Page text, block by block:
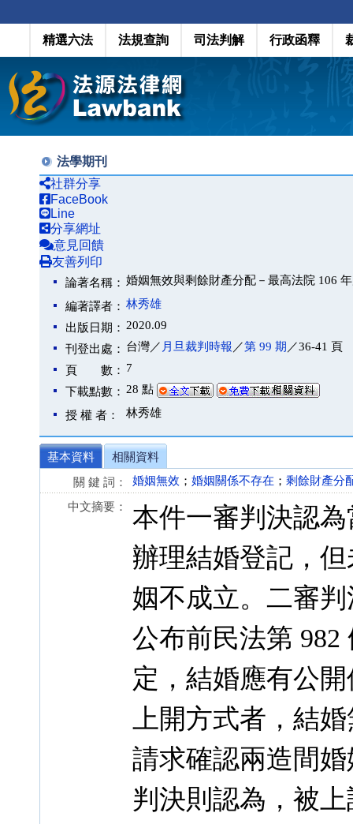
精選六法 法規查詢 司法判解 行政函釋
法學期刊
社群分享
FaceBook
Line
分享網址
意見回饋
友善列印
論著名稱： 婚姻無效與剩餘財產分配－最高法院 106
編著譯者： 林秀雄
出版日期： 2020.09
刊登出處： 台灣／ 月旦裁判時報 ／第 99 期 ／36-41 頁
頁 數： 7
下載點數： 28 點
授 權 者： 林秀雄
基本資料
相關資料
關 鍵 詞：
婚姻無效 ； 婚姻關係不存在 ； 剩餘財產分
中文摘要：
本件一審判決認
辦理結婚登記，
姻不成立。二審
公布前民法第 982
定，結婚應有公
上開方式者，結
請求確認兩造間
判決則認為，被